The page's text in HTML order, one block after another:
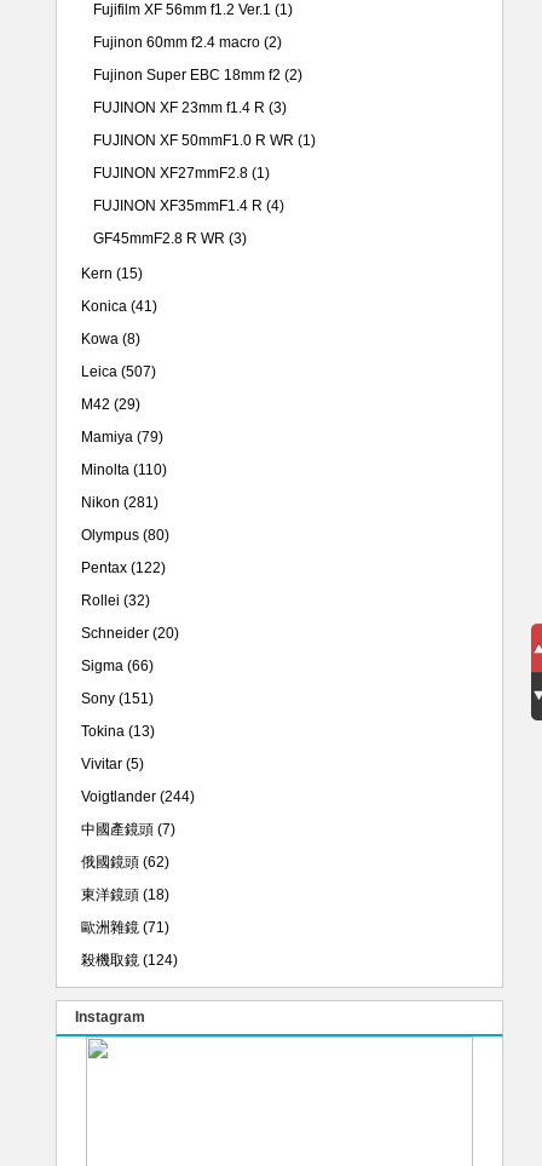
Fujifilm XF 56mm f1.2 Ver.1 (1)
Fujinon 60mm f2.4 macro (2)
Fujinon Super EBC 18mm f2 (2)
FUJINON XF 23mm f1.4 R (3)
FUJINON XF 50mmF1.0 R WR (1)
FUJINON XF27mmF2.8 (1)
FUJINON XF35mmF1.4 R (4)
GF45mmF2.8 R WR (3)
Kern (15)
Konica (41)
Kowa (8)
Leica (507)
M42 (29)
Mamiya (79)
Minolta (110)
Nikon (281)
Olympus (80)
Pentax (122)
Rollei (32)
Schneider (20)
Sigma (66)
Sony (151)
Tokina (13)
Vivitar (5)
Voigtlander (244)
中國產鏡頭 (7)
俄國鏡頭 (62)
東洋鏡頭 (18)
歐洲雜鏡 (71)
殺機取鏡 (124)
Instagram